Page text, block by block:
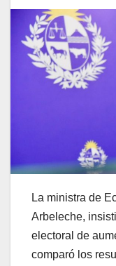
La ministra de
Arbeleche,
electoral de
comparó los